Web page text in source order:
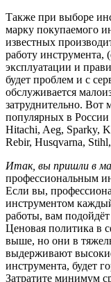
Также при выборе
марку покупаемого
известных
работу инструмента,
эксплуатации и
будет проблем и с
обслуживается
затруднительно. Вот
популярных в
Hitachi, Aeg, Sparky,
Rebir, Husqvarna,
Итак, вы пришли в
профессиональным
Если вы,
инструментом
работы, вам
Ценовая политика в
выше, но они в
выдерживают
инструмента, будет
Затратите минимум